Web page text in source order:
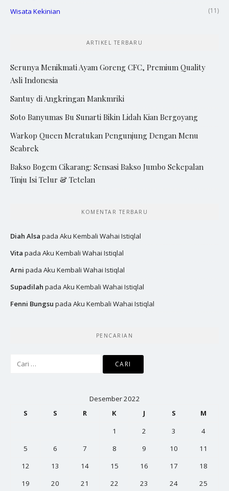
Wisata Kekinian (11)
ARTIKEL TERBARU
Serunya Menikmati Ayam Goreng CFC, Premium Quality
Asli Indonesia
Santuy di Angkringan Mankmriki
Soto Banyumas Bu Sunarti Bikin Lidah Kian Bergoyang
Warkop Queen Meratukan Pengunjung Dengan Menu
Seabrek
Bakso Bogem Cikarang: Sensasi Bakso Jumbo Sekepalan
Tinju Isi Telur & Tetelan
KOMENTAR TERBARU
Diah Alsa pada Aku Kembali Wahai Istiqlal
Vita pada Aku Kembali Wahai Istiqlal
Arni pada Aku Kembali Wahai Istiqlal
Supadilah pada Aku Kembali Wahai Istiqlal
Fenni Bungsu pada Aku Kembali Wahai Istiqlal
PENCARIAN
Desember 2022
S
S R K J S
M
1
2 3
4
5
6 7 8 9 10
11
12
13 14 15 16 17
18
19
20 21 22 23 24 25